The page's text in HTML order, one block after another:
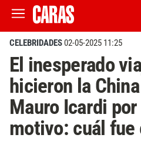
CELEBRIDADES02-05-2025 11:25
El inesperado
hicieron la
Mauro Icardi
motivo: cuál